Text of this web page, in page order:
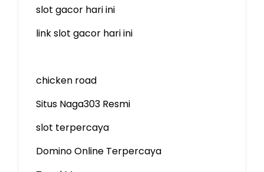
slot gacor hari ini
link slot gacor hari ini
chicken road
Situs Naga303 Resmi
slot terpercaya
Domino Online Terpercaya